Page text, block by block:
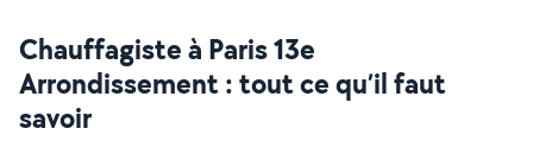
Chauffagiste à Paris 13e
Arrondissement : tout ce qu’il faut
savoir